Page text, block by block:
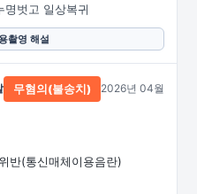
명벗고 일상복귀
촬영 해설
반(통신매체이용음란)
무혐의(불송치) 2026년 04월